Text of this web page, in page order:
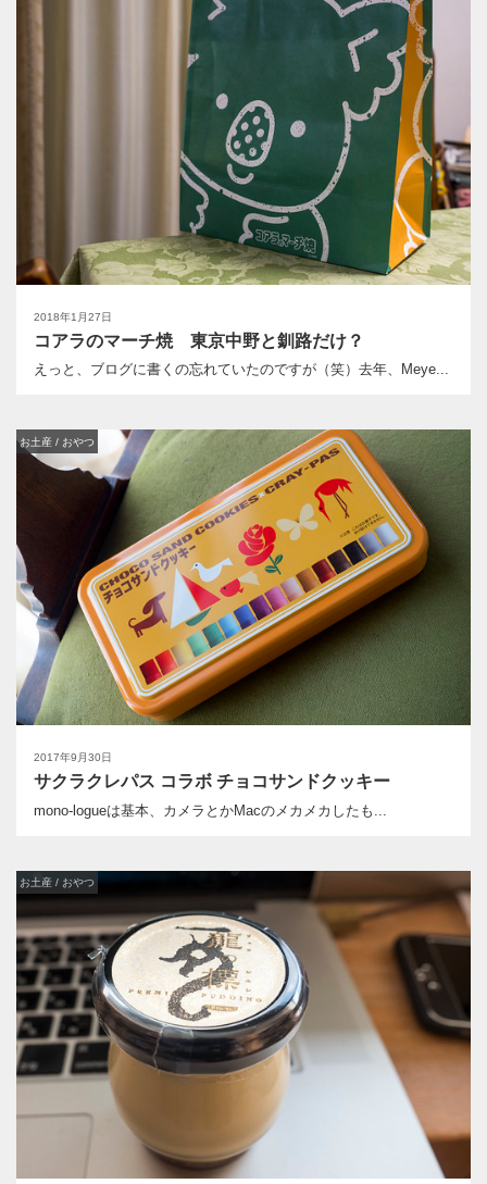
2018年1月27日
コアラのマーチ焼 東京中野と釧路だけ？
えっと、ブログに書くの忘れていたのですが（笑）去年、Meye...
2017年9月30日
お土産 / おやつ
サクラクレパス コラボ チョコサンドクッキー
mono-logueは基本、カメラとかMacのメカメカしたも...
お土産 / おやつ